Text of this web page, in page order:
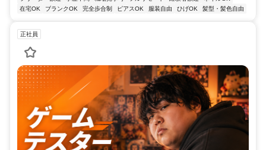
在宅OK
ブランクOK 完全歩合制 ピアスOK 服装自由 ひげOK 髪型・髪色自由
正社員